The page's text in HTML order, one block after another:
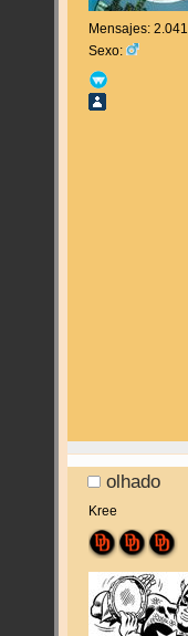
Mensajes: 2.041
Sexo:
olhado
Kree